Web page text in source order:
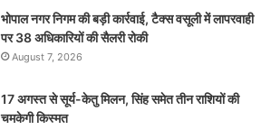
भोपाल नगर निगम की बड़ी कार्रवाई, टैक्स वसूली में लापरवाही
पर 38 अधिकारियों की सैलरी रोकी
August 7, 2026
17 अगस्त से सूर्य-केतु मिलन, सिंह समेत तीन राशियों की
चमकेगी किस्मत